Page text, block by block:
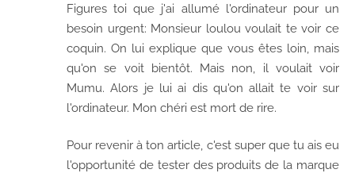
Figures toi que j'ai allumé l'ordinateur pour un
besoin urgent: Monsieur loulou voulait te voir ce
coquin. On lui explique que vous êtes loin, mais
qu'on se voit bientôt. Mais non, il voulait voir
Mumu. Alors je lui ai dis qu'on allait te voir sur
l'ordinateur. Mon chéri est mort de rire.
Pour revenir à ton article, c'est super que tu ais eu
l'opportunité de tester des produits de la marque